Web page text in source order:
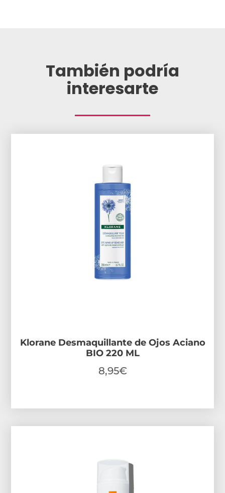
También podría
interesarte
Klorane Desmaquillante de Ojos Aciano
BIO 220 ML
8,95€